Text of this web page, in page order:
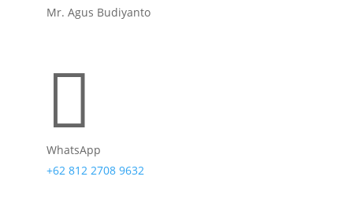
Mr. Agus Budiyanto

WhatsApp
+62 812 2708 9632